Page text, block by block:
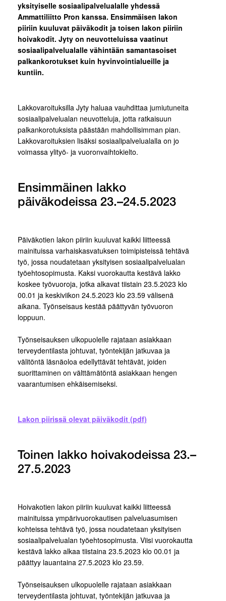
yksityiselle sosiaalipalvelualalle yhdessä
Ammattiliitto Pron kanssa. Ensimmäisen lakon
piiriin kuuluvat päiväkodit ja toisen lakon piiriin
hoivakodit. Jyty on neuvotteluissa vaatinut
sosiaalipalvelualalle vähintään samantasoiset
palkankorotukset kuin hyvinvointialueille ja
kuntiin.
Lakkovaroituksilla Jyty haluaa vauhdittaa jumiutuneita
sosiaalipalvelualan neuvotteluja, jotta ratkaisuun
palkankorotuksista päästään mahdollisimman pian.
Lakkovaroituksien lisäksi sosiaalipalvelualalla on jo
voimassa ylityö- ja vuoronvaihtokielto.
Ensimmäinen lakko
päiväkodeissa 23.–24.5.2023
Päiväkotien lakon piiriin kuuluvat kaikki liitteessä
mainituissa varhaiskasvatuksen toimipisteissä tehtävä
työ, jossa noudatetaan yksityisen sosiaalipalvelualan
työehtosopimusta. Kaksi vuorokautta kestävä lakko
koskee työvuoroja, jotka alkavat tiistain 23.5.2023 klo
00.01 ja keskiviikon 24.5.2023 klo 23.59 välisenä
aikana. Työnseisaus kestää päättyvän työvuoron
loppuun.
Työnseisauksen ulkopuolelle rajataan asiakkaan
terveydentilasta johtuvat, työntekijän jatkuvaa ja
välitöntä läsnäoloa edellyttävät tehtävät, joiden
suorittaminen on välttämätöntä asiakkaan hengen
vaarantumisen ehkäisemiseksi.
Lakon piirissä olevat päiväkodit (pdf)
Toinen lakko hoivakodeissa 23.–
27.5.2023
Hoivakotien lakon piiriin kuuluvat kaikki liitteessä
mainituissa ympärivuorokautisen palveluasumisen
kohteissa tehtävä työ, jossa noudatetaan yksityisen
sosiaalipalvelualan työehtosopimusta. Viisi vuorokautta
kestävä lakko alkaa tiistaina 23.5.2023 klo 00.01 ja
päättyy lauantaina 27.5.2023 klo 23.59.
Työnseisauksen ulkopuolelle rajataan asiakkaan
terveydentilasta johtuvat, työntekijän jatkuvaa ja